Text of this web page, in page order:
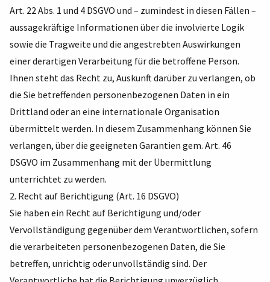
Art. 22 Abs. 1 und 4 DSGVO und – zumindest in diesen Fällen –
aussagekräftige Informationen über die involvierte Logik
sowie die Tragweite und die angestrebten Auswirkungen
einer derartigen Verarbeitung für die betroffene Person.
Ihnen steht das Recht zu, Auskunft darüber zu verlangen, ob
die Sie betreffenden personenbezogenen Daten in ein
Drittland oder an eine internationale Organisation
übermittelt werden. In diesem Zusammenhang können Sie
verlangen, über die geeigneten Garantien gem. Art. 46
DSGVO im Zusammenhang mit der Übermittlung
unterrichtet zu werden.
2. Recht auf Berichtigung (Art. 16 DSGVO)
Sie haben ein Recht auf Berichtigung und/oder
Vervollständigung gegenüber dem Verantwortlichen, sofern
die verarbeiteten personenbezogenen Daten, die Sie
betreffen, unrichtig oder unvollständig sind. Der